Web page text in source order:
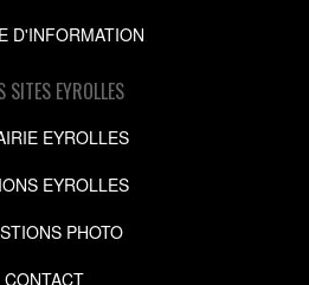
D'INFORMATION
SITES EYROLLES
EYROLLES
EYROLLES
PHOTO
CONTACT